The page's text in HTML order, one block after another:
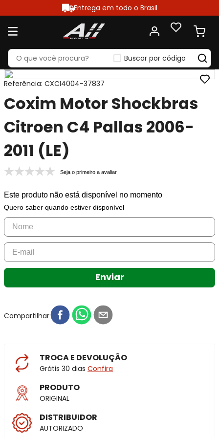
Entrega em todo o Brasil
Buscar por código
Referência: CXCI4004-37837
Coxim Motor Shockbras
Citroen C4 Pallas 2006-
2011 (LE)
Seja o primeiro a avaliar
Este produto não está disponível no momento
Quero saber quando estiver disponível
Enviar
Compartilhar
TROCA E DEVOLUÇÃO
Grátis 30 dias Confira
PRODUTO
ORIGINAL
DISTRIBUIDOR
AUTORIZADO